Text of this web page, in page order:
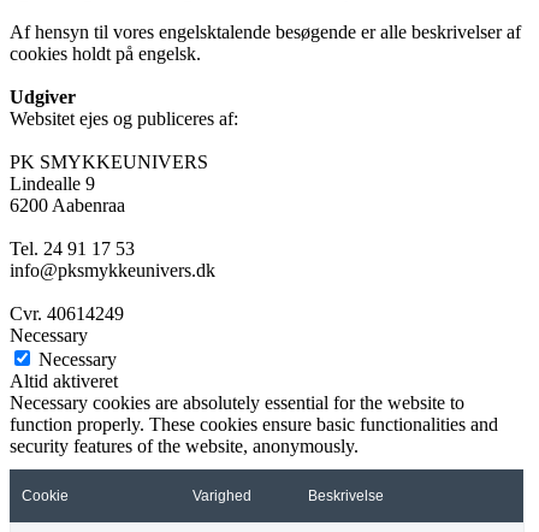
Af hensyn til vores engelsktalende besøgende er alle beskrivelser af
cookies holdt på engelsk.
Udgiver
Websitet ejes og publiceres af:
PK SMYKKEUNIVERS
Lindealle 9
6200 Aabenraa
Tel. 24 91 17 53
info@pksmykkeunivers.dk
Cvr. 40614249
Necessary
Necessary
Altid aktiveret
Necessary cookies are absolutely essential for the website to
function properly. These cookies ensure basic functionalities and
security features of the website, anonymously.
Cookie Varighed Beskrivelse